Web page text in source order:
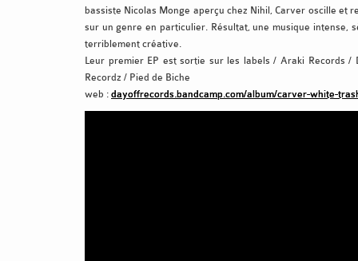
bassiste Nicolas Monge aperçu chez Nihil, Carver oscille et
sur un genre en particulier. Résultat, une musique intense,
terriblement créative.
Leur premier EP est sortie sur les labels / Araki Records /
Recordz / Pied de Biche
web : dayoffrecords.bandcamp.com/album/carver-white-